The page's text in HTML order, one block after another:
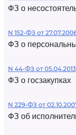
ФЗ о
N 152-ФЗ от
ФЗ о
N 44-ФЗ от 05.04.2013
ФЗ о госзакупках
N 229-ФЗ от
ФЗ об